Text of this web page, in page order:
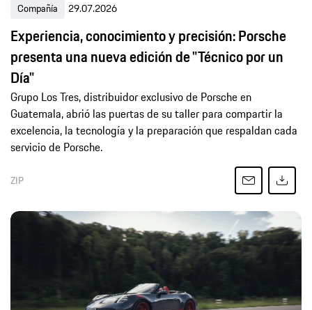
Compañía 29.07.2026
Experiencia, conocimiento y precisión: Porsche
presenta una nueva edición de "Técnico por un
Día"
Grupo Los Tres, distribuidor exclusivo de Porsche en
Guatemala, abrió las puertas de su taller para compartir la
excelencia, la tecnología y la preparación que respaldan cada
servicio de Porsche.
ZIP